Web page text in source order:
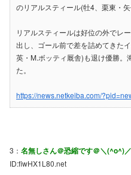
のリアルスティール(牡4、栗東・矢
リアルスティールは好位の外でレ
出し、ゴール前で差を詰めてきた
英・M.ボッティ厩舎)も退け優勝。
た。
https://news.netkeiba.com/
3： 名無しさん＠恐縮です＠＼(^o^)／
ID:fiwHX1L80.net